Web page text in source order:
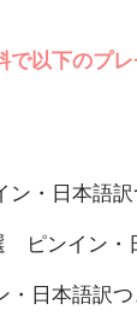
で以下のプ
・日本語訳
ピンイン・
日本語訳つ